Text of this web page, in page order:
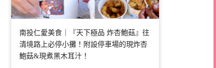
南投仁愛美食｜『天下極品 炸杏鮑菇』往
清境路上必停小攤！附設停車場的現炸杏
鮑菇&現煮黑木耳汁！